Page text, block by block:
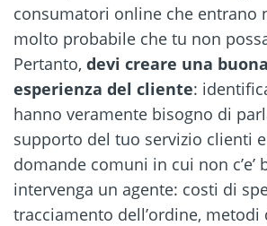
consumatori online che entrano
molto probabile che tu non
Pertanto, devi creare una
esperienza del cliente:
hanno veramente bisogno di
supporto del tuo servizio clienti
domande comuni in cui non c’e’
intervenga un agente: costi di
tracciamento dell’ordine, metodi